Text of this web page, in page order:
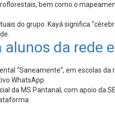
bem como o
do grupo. Kayá significa
da rede
“Saneamente”, em escolas
WhatsApp.
da MS Pantanal, com apoio da